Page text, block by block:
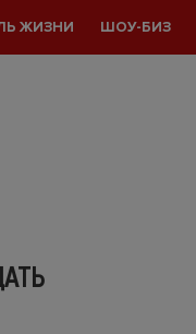
ЖИЗНИ ШОУ-БИЗ